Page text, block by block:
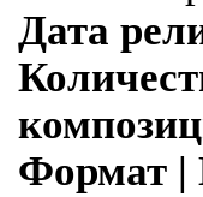
Дата
Формат |